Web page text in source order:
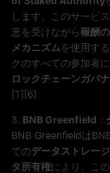
します。このサービ
恵を受けながら報酬
メカニズムを使用す
クのすべての参加者に
ロックチェーンガバ
[1][6]
3. BNB Greenfield ：
BNB Greenfieldは
でのデータストレー
タ所有権により、こ